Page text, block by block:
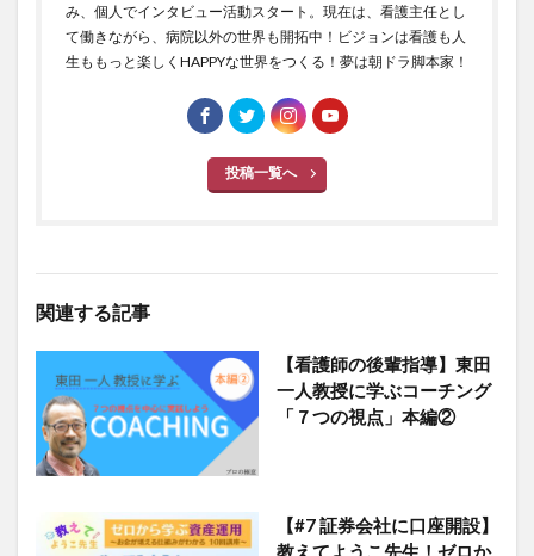
み、個人でインタビュー活動スタート。現在は、看護主任とし
て働きながら、病院以外の世界も開拓中！ビジョンは看護も人
生ももっと楽しくHAPPYな世界をつくる！夢は朝ドラ脚本家！
投稿一覧へ
関連する記事
【看護師の後輩指導】東田
一人教授に学ぶコーチング
「７つの視点」本編②
【#7 証券会社に口座開設】
教えてようこ先生！ゼロか